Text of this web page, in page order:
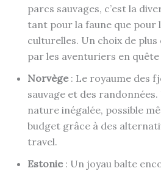
parcs sauvages, c’est la
tant pour la faune que pour
culturelles. Un choix de plus
par les aventuriers en quête
Norvège: Le royaume des
sauvage et des
nature inégalée, possible
budget grâce à des
travel.
Estonie: Un joyau balte